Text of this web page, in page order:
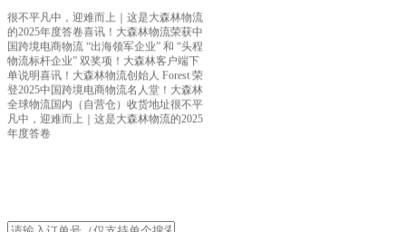
很不平凡中，迎难而上｜这是大森林物流
的2025年度答卷喜讯！大森林物流荣获中
国跨境电商物流 “出海领军企业” 和 “头程
物流标杆企业” 双奖项！大森林客户端下
单说明喜讯！大森林物流创始人 Forest 荣
登2025中国跨境电商物流名人堂！ 大森林
全球物流国内（自营仓）收货地址 很不平
凡中，迎难而上｜这是大森林物流的2025
年度答卷